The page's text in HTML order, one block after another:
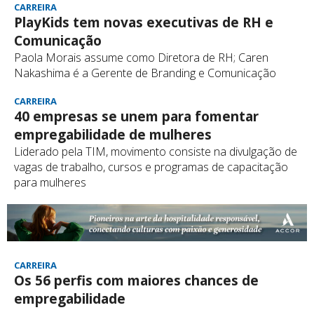
CARREIRA
PlayKids tem novas executivas de RH e
Comunicação
Paola Morais assume como Diretora de RH; Caren
Nakashima é a Gerente de Branding e Comunicação
CARREIRA
40 empresas se unem para fomentar
empregabilidade de mulheres
Liderado pela TIM, movimento consiste na divulgação de
vagas de trabalho, cursos e programas de capacitação
para mulheres
CARREIRA
Os 56 perfis com maiores chances de
empregabilidade